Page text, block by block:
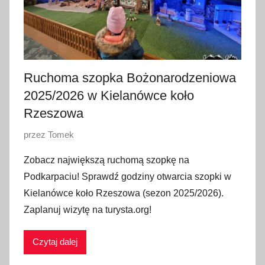
Ruchoma szopka Bożonarodzeniowa
2025/2026 w Kielanówce koło
Rzeszowa
O
u
b
l
i
w
przez Tomek
Zobacz największą ruchomą szopkę na
Podkarpaciu! Sprawdź godziny otwarcia szopki w
Kielanówce koło Rzeszowa (sezon 2025/2026).
Zaplanuj wizytę na turysta.org!
Czytaj dalej